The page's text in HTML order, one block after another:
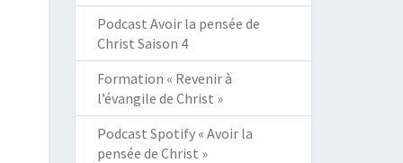
Podcast Avoir la pensée de
Christ Saison 4
Formation « Revenir à
l’évangile de Christ »
Podcast Spotify « Avoir la
pensée de Christ »